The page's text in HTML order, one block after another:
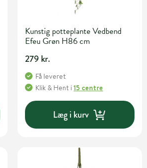
Kunstig potteplante Vedbend
Efeu Grøn H86 cm
279 kr.
Få leveret
Klik & Hent i15 centre
Læg i kurv